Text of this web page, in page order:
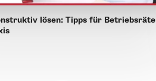
lösen: Tipps für Betriebsräte